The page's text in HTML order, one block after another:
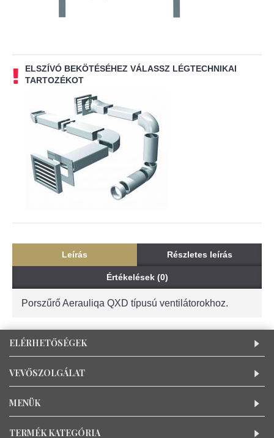
ELSZÍVÓ BEKÖTÉSÉHEZ VÁLASSZ LÉGTECHNIKAI
TARTOZÉKOT
Leírás Részletes leírás
Értékelések (0)
Porszűrő Aerauliqa QXD típusú ventilátorokhoz.
ELÉRHETŐSÉGEK
VEVŐSZOLGÁLAT
MENÜK
TERMÉK KATEGÓRIA